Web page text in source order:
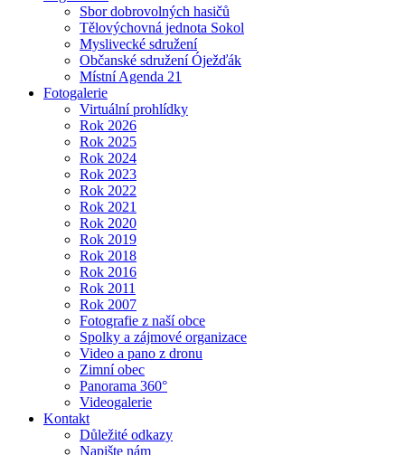
Sbor dobrovolných hasičů
Tělovýchovná jednota Sokol
Myslivecké sdružení
Občanské sdružení Óježďák
Místní Agenda 21
Fotogalerie
Virtuální prohlídky
Rok 2026
Rok 2025
Rok 2024
Rok 2023
Rok 2022
Rok 2021
Rok 2020
Rok 2019
Rok 2018
Rok 2016
Rok 2011
Rok 2007
Fotografie z naší obce
Spolky a zájmové organizace
Video a pano z dronu
Zimní obec
Panorama 360°
Videogalerie
Kontakt
Důležité odkazy
Napište nám